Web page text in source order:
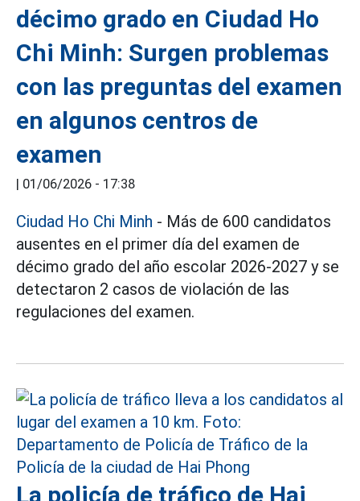
décimo grado en Ciudad Ho
Chi Minh: Surgen problemas
con las preguntas del examen
en algunos centros de
examen
| 01/06/2026 - 17:38
Ciudad Ho Chi Minh - Más de 600 candidatos
ausentes en el primer día del examen de
décimo grado del año escolar 2026-2027 y se
detectaron 2 casos de violación de las
regulaciones del examen.
La policía de tráfico de Hai